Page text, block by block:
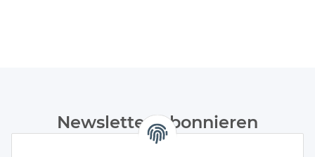
Newsletter Abonnieren